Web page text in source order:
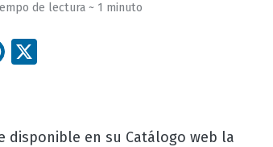
de lectura ~ 1 minuto
Facebook
disponible en su Catálogo web la